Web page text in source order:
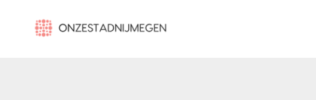
onzestadnijmegen.nl